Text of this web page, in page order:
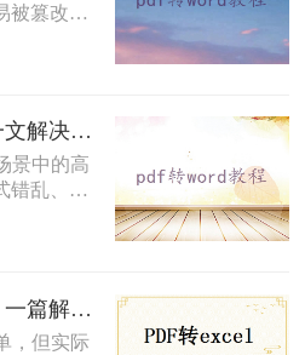
被篡改以
常办公
而，在
行内容的
word呢？
转换为
怎么把pdf转成word？一文解决所有转换难题！
景中的高
错乱、图
题而头
呢？本文
升转换质
怎么将pdf转换成word？一篇解决所有痛点的终极指南！
，但实际